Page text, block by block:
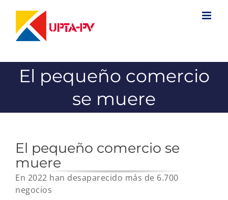
contenido
El pequeño comercio
se muere
El pequeño comercio se
muere
En 2022 han desaparecido más de 6.700
negocios